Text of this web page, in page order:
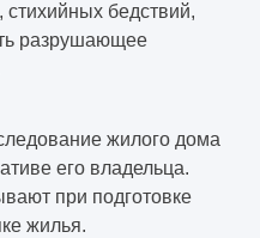
бедствий,
разрушающее
жилого дома
его владельца.
при подготовке
жилья.